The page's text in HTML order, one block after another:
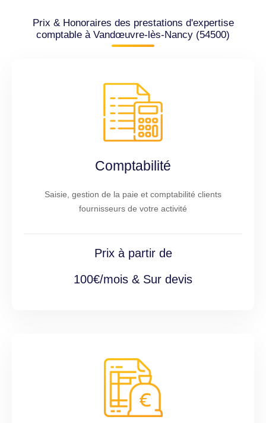
Prix & Honoraires des prestations d'expertise
comptable à Vandœuvre-lès-Nancy (54500)
Comptabilité
Saisie, gestion de la paie et comptabilité clients
fournisseurs de votre activité
Prix à partir de
100€/mois & Sur devis